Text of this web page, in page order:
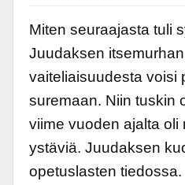
Miten seuraajasta tuli
Juudaksen
vaiteliaisuudesta voisi
suremaan. Niin tuskin
viime vuoden ajalta oli
ystäviä. Juudaksen
opetuslasten